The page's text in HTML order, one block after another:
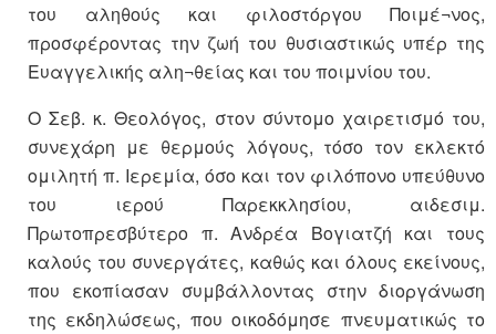
του αληθούς και φιλοστόργου Ποιμέ¬νος,
προσφέροντας την ζωή του θυσιαστικώς υπέρ της
Ευαγγελικής αλη¬θείας και του ποιμνίου του.
Ο Σεβ. κ. Θεολόγος, στον σύντομο χαιρετισμό του,
συνεχάρη με θερμούς λόγους, τόσο τον εκλεκτό
ομιλητή π. Ιερεμία, όσο και τον φιλόπονο υπεύθυνο
του ιερού Παρεκκλησίου, αιδεσιμ.
Πρωτοπρεσβύτερο π. Ανδρέα Βογιατζή και τους
καλούς του συνεργάτες, καθώς και όλους εκείνους,
που εκοπίασαν συμβάλλοντας στην διοργάνωση
της εκδηλώσεως, που οικοδόμησε πνευματικώς το